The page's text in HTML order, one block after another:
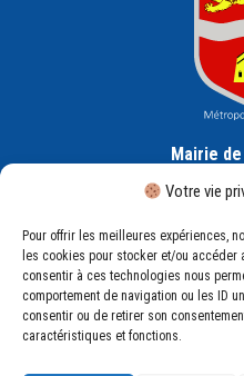
Votre vie
Pour offrir les meilleures expériences,
les cookies pour stocker et/ou
consentir à ces technologies nous
comportement de navigation ou les ID
consentir ou de retirer son
caractéristiques et fonctions.
Mairie de
30 Rue de la